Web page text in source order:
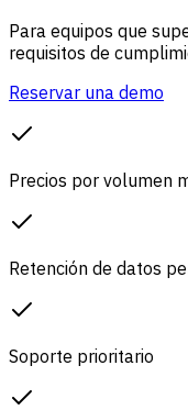
Para equipos que
requisitos de
Reservar una demo
Precios por volumen
Retención de datos
Soporte prioritario